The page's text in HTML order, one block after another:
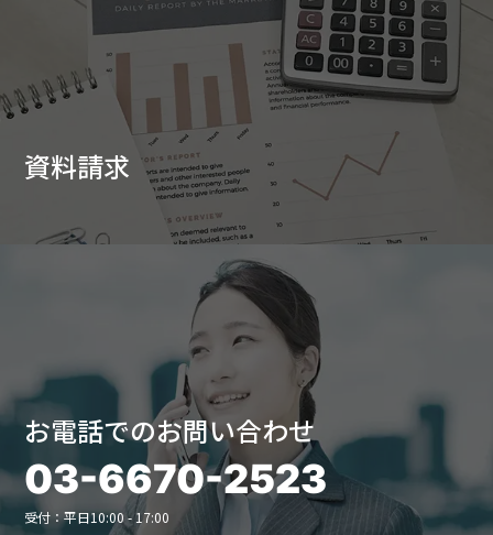
資料請求
お電話でのお問い合わせ
03-6670-2523
受付：平日10:00 - 17:00